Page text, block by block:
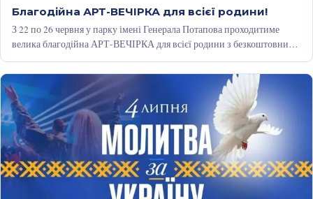
Благодійна АРТ-ВЕЧІРКА для всієї родини!
З 22 по 26 червня у парку імені Генерала Потапова проходитиме
велика благодійна АРТ-ВЕЧІРКА для всієї родини з безкоштовними
майстер-класами,…